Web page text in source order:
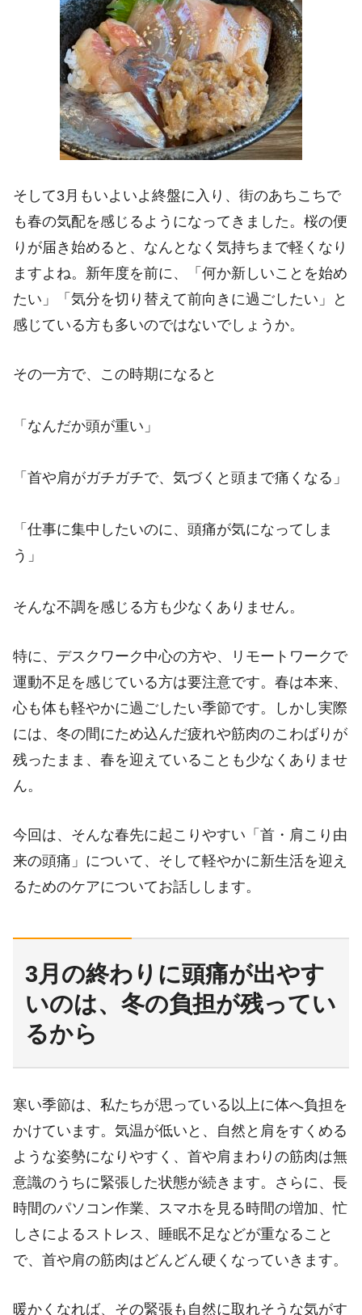
そして3月もいよいよ終盤に入り、街のあちこちで
も春の気配を感じるようになってきました。桜の便
りが届き始めると、なんとなく気持ちまで軽くなり
ますよね。新年度を前に、「何か新しいことを始め
たい」「気分を切り替えて前向きに過ごしたい」と
感じている方も多いのではないでしょうか。
その一方で、この時期になると
「なんだか頭が重い」
「首や肩がガチガチで、気づくと頭まで痛くなる」
「仕事に集中したいのに、頭痛が気になってしま
う」
そんな不調を感じる方も少なくありません。
特に、デスクワーク中心の方や、リモートワークで
運動不足を感じている方は要注意です。春は本来、
心も体も軽やかに過ごしたい季節です。しかし実際
には、冬の間にため込んだ疲れや筋肉のこわばりが
残ったまま、春を迎えていることも少なくありませ
ん。
今回は、そんな春先に起こりやすい「首・肩こり由
来の頭痛」について、そして軽やかに新生活を迎え
るためのケアについてお話しします。
3月の終わりに頭痛が出やす
いのは、冬の負担が残ってい
るから
寒い季節は、私たちが思っている以上に体へ負担を
かけています。気温が低いと、自然と肩をすくめる
ような姿勢になりやすく、首や肩まわりの筋肉は無
意識のうちに緊張した状態が続きます。さらに、長
時間のパソコン作業、スマホを見る時間の増加、忙
しさによるストレス、睡眠不足などが重なること
で、首や肩の筋肉はどんどん硬くなっていきます。
暖かくなれば、その緊張も自然に取れそうな気がす